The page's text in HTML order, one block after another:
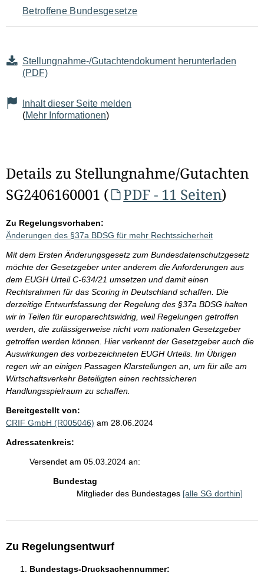
Betroffene Bundesgesetze
Stellungnahme-/Gutachtendokument herunterladen
(PDF)
Inhalt dieser Seite melden
(Mehr Informationen)
Details zu Stellungnahme/Gutachten
SG2406160001 (
PDF - 11 Seiten)
Zu Regelungsvorhaben:
Änderungen des §37a BDSG für mehr Rechtssicherheit
Mit dem Ersten Änderungsgesetz zum Bundesdatenschutzgesetz
möchte der Gesetzgeber unter anderem die Anforderungen aus
dem EUGH Urteil C-634/21 umsetzen und damit einen
Rechtsrahmen für das Scoring in Deutschland schaffen. Die
derzeitige Entwurfsfassung der Regelung des §37a BDSG halten
wir in Teilen für europarechtswidrig, weil Regelungen getroffen
werden, die zulässigerweise nicht vom nationalen Gesetzgeber
getroffen werden können. Hier verkennt der Gesetzgeber auch die
Auswirkungen des vorbezeichneten EUGH Urteils. Im Übrigen
regen wir an einigen Passagen Klarstellungen an, um für alle am
Wirtschaftsverkehr Beteiligten einen rechtssicheren
Handlungsspielraum zu schaffen.
Bereitgestellt von:
CRIF GmbH (R005046) am 28.06.2024
Adressatenkreis:
Versendet am 05.03.2024 an:
Bundestag
Mitglieder des Bundestages [alle SG dorthin]
Zu Regelungsentwurf
Bundestags-Drucksachennummer: